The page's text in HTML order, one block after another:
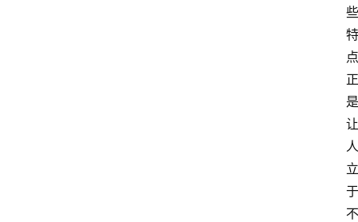
些
特
点
正
是
让
人
立
于
不